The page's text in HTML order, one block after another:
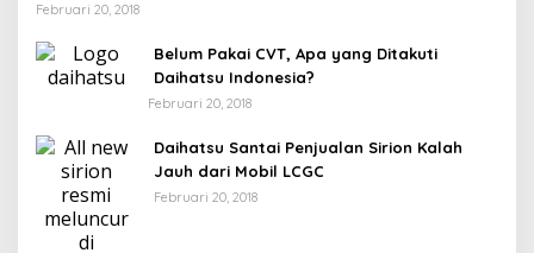
Februari 20, 2018
Belum Pakai CVT, Apa yang Ditakuti
Daihatsu Indonesia?
Februari 20, 2018
Daihatsu Santai Penjualan Sirion Kalah
Jauh dari Mobil LCGC
Februari 20, 2018